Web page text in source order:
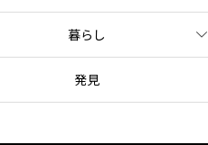
暮らし
発見